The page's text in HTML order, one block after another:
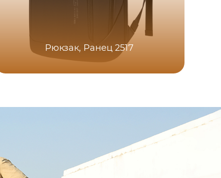
Рюкзак, Ранец 2517